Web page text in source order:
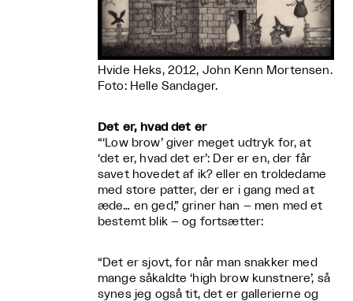
Hvide Heks, 2012, John Kenn Mortensen.
Foto: Helle Sandager.
Det er, hvad det er
“‘Low brow’ giver meget udtryk for, at
‘det er, hvad det er’: Der er en, der får
savet hovedet af ik? eller en troldedame
med store patter, der er i gang med at
æde… en ged,” griner han – men med et
bestemt blik – og fortsætter:
“Det er sjovt, for når man snakker med
mange såkaldte ‘high brow kunstnere’, så
synes jeg også tit, det er gallerierne og